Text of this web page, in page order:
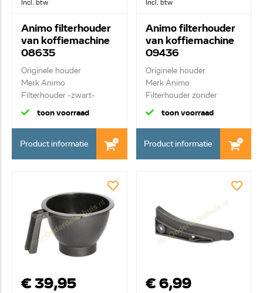
Incl. btw
Animo filterhouder
van koffiemachine
08635
Originele houder
Merk Animo
Filterhouder -zwart-
toon voorraad
Product informatie
Incl. btw
Animo filterhouder
van koffiemachine
09436
Originele houder
Merk Animo
Filterhouder zonder
lekstop -z...
toon voorraad
Product informatie
€ 39,95 € 6,99